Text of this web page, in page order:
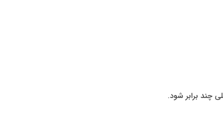
چند برابر شود.